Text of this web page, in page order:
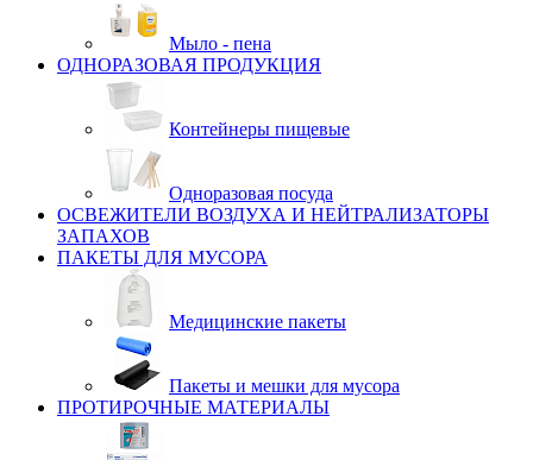
Мыло - пена
ОДНОРАЗОВАЯ ПРОДУКЦИЯ
Контейнеры пищевые
Одноразовая посуда
ОСВЕЖИТЕЛИ ВОЗДУХА И НЕЙТРАЛИЗАТОРЫ
ЗАПАХОВ
ПАКЕТЫ ДЛЯ МУСОРА
Медицинские пакеты
Пакеты и мешки для мусора
ПРОТИРОЧНЫЕ МАТЕРИАЛЫ